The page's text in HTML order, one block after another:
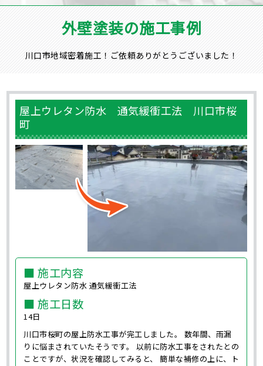
外壁塗装の施工事例
川口市地域密着施工！ご依頼ありがとうございました！
屋上ウレタン防水 通気緩衝工法 川口市桜
町
■ 施工内容
屋上ウレタン防水 通気緩衝工法
■ 施工日数
14日
川口市桜町の屋上防水工事が完工しました。 数年間、雨漏
りに悩まされていたそうです。 以前に防水工事をされたとの
ことですが、状況を確認してみると、 簡単な補修の上に、ト